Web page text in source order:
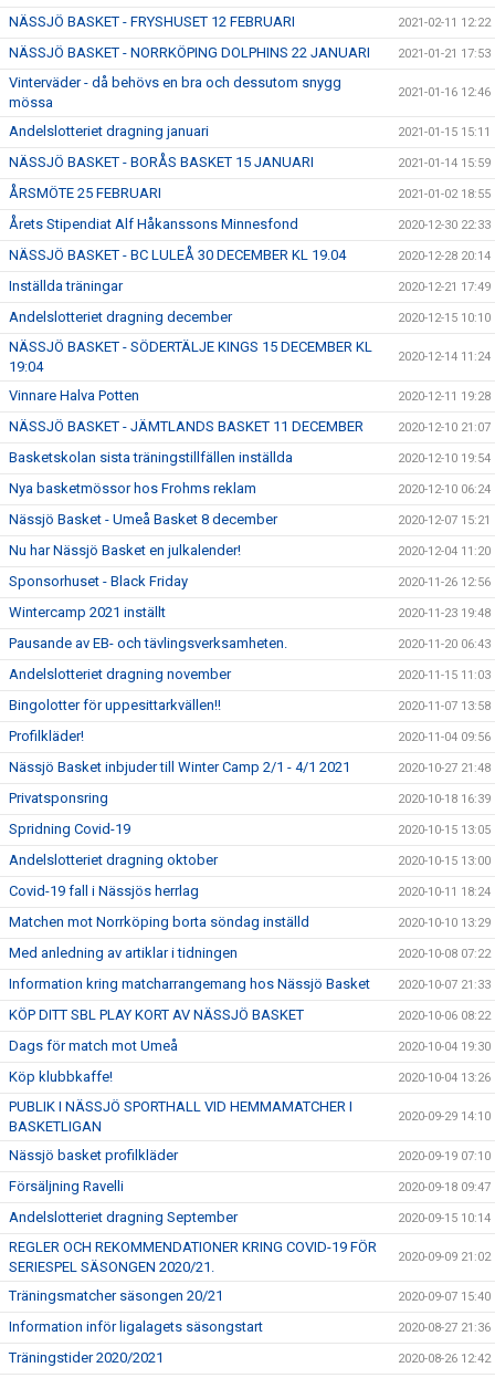
NÄSSJÖ BASKET - FRYSHUSET 12 FEBRUARI 2021-02-11 12:22
NÄSSJÖ BASKET - NORRKÖPING DOLPHINS 22 JANUARI 2021-01-21 17:53
Vinterväder - då behövs en bra och dessutom snygg
mössa
2021-01-16 12:46
Andelslotteriet dragning januari 2021-01-15 15:11
NÄSSJÖ BASKET - BORÅS BASKET 15 JANUARI 2021-01-14 15:59
ÅRSMÖTE 25 FEBRUARI 2021-01-02 18:55
Årets Stipendiat Alf Håkanssons Minnesfond 2020-12-30 22:33
NÄSSJÖ BASKET - BC LULEÅ 30 DECEMBER KL 19.04 2020-12-28 20:14
Inställda träningar 2020-12-21 17:49
Andelslotteriet dragning december 2020-12-15 10:10
NÄSSJÖ BASKET - SÖDERTÄLJE KINGS 15 DECEMBER KL
19:04
2020-12-14 11:24
Vinnare Halva Potten 2020-12-11 19:28
NÄSSJÖ BASKET - JÄMTLANDS BASKET 11 DECEMBER 2020-12-10 21:07
Basketskolan sista träningstillfällen inställda 2020-12-10 19:54
Nya basketmössor hos Frohms reklam 2020-12-10 06:24
Nässjö Basket - Umeå Basket 8 december 2020-12-07 15:21
Nu har Nässjö Basket en julkalender! 2020-12-04 11:20
Sponsorhuset - Black Friday 2020-11-26 12:56
Wintercamp 2021 inställt 2020-11-23 19:48
Pausande av EB- och tävlingsverksamheten. 2020-11-20 06:43
Andelslotteriet dragning november 2020-11-15 11:03
Bingolotter för uppesittarkvällen!! 2020-11-07 13:58
Profilkläder! 2020-11-04 09:56
Nässjö Basket inbjuder till Winter Camp 2/1 - 4/1 2021 2020-10-27 21:48
Privatsponsring 2020-10-18 16:39
Spridning Covid-19 2020-10-15 13:05
Andelslotteriet dragning oktober 2020-10-15 13:00
Covid-19 fall i Nässjös herrlag 2020-10-11 18:24
Matchen mot Norrköping borta söndag inställd 2020-10-10 13:29
Med anledning av artiklar i tidningen 2020-10-08 07:22
Information kring matcharrangemang hos Nässjö Basket 2020-10-07 21:33
KÖP DITT SBL PLAY KORT AV NÄSSJÖ BASKET 2020-10-06 08:22
Dags för match mot Umeå 2020-10-04 19:30
Köp klubbkaffe! 2020-10-04 13:26
PUBLIK I NÄSSJÖ SPORTHALL VID HEMMAMATCHER I
BASKETLIGAN
2020-09-29 14:10
Nässjö basket profilkläder 2020-09-19 07:10
Försäljning Ravelli 2020-09-18 09:47
Andelslotteriet dragning September 2020-09-15 10:14
REGLER OCH REKOMMENDATIONER KRING COVID-19 FÖR
SERIESPEL SÄSONGEN 2020/21.
2020-09-09 21:02
Träningsmatcher säsongen 20/21 2020-09-07 15:40
Information inför ligalagets säsongstart 2020-08-27 21:36
Träningstider 2020/2021 2020-08-26 12:42